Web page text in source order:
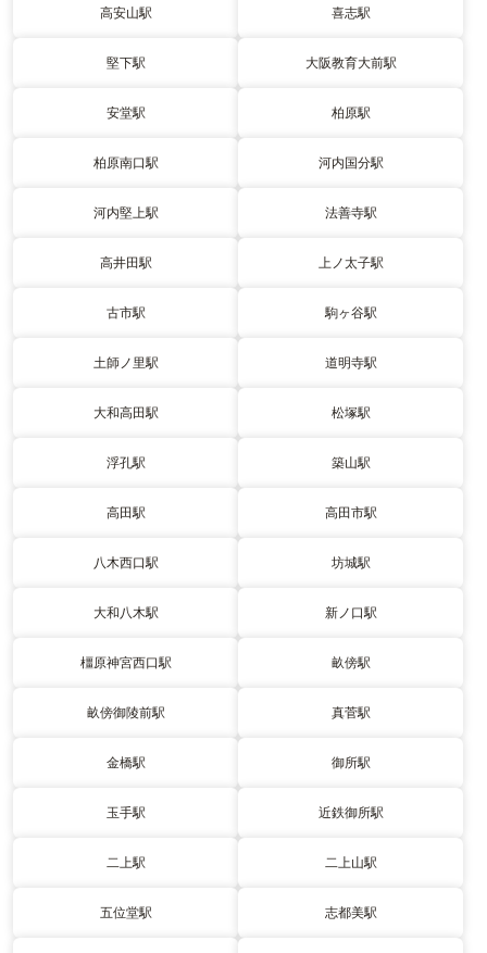
高安山駅 喜志駅
堅下駅 大阪教育大前駅
安堂駅 柏原駅
柏原南口駅 河内国分駅
河内堅上駅 法善寺駅
高井田駅 上ノ太子駅
古市駅 駒ヶ谷駅
土師ノ里駅 道明寺駅
大和高田駅 松塚駅
浮孔駅 築山駅
高田駅 高田市駅
八木西口駅 坊城駅
大和八木駅 新ノ口駅
橿原神宮西口駅 畝傍駅
畝傍御陵前駅 真菅駅
金橋駅 御所駅
玉手駅 近鉄御所駅
二上駅 二上山駅
五位堂駅 志都美駅